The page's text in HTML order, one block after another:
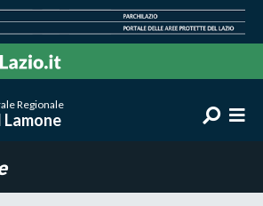
Regionale
Lamone